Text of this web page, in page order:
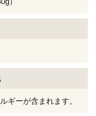
ギーが含まれます。